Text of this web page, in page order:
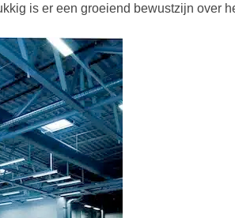
is er een groeiend bewustzijn over